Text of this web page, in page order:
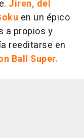
Jiren, del
en un épico
a propios y
reeditarse en
Ball Super.